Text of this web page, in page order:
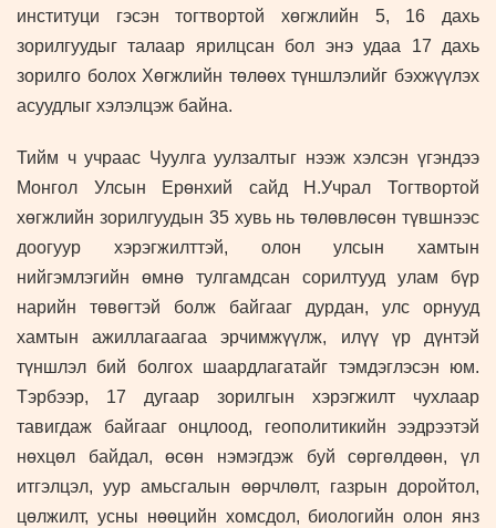
институци гэсэн тогтвортой хөгжлийн 5, 16 дахь
зорилгуудыг талаар ярилцсан бол энэ удаа 17 дахь
зорилго болох Хөгжлийн төлөөх түншлэлийг бэхжүүлэх
асуудлыг хэлэлцэж байна.
Тийм ч учраас Чуулга уулзалтыг нээж хэлсэн үгэндээ
Монгол Улсын Ерөнхий сайд Н.Учрал Тогтвортой
хөгжлийн зорилгуудын 35 хувь нь төлөвлөсөн түвшнээс
доогуур хэрэгжилттэй, олон улсын хамтын
нийгэмлэгийн өмнө тулгамдсан сорилтууд улам бүр
нарийн төвөгтэй болж байгааг дурдан, улс орнууд
хамтын ажиллагаагаа эрчимжүүлж, илүү үр дүнтэй
түншлэл бий болгох шаардлагатайг тэмдэглэсэн юм.
Тэрбээр, 17 дугаар зорилгын хэрэгжилт чухлаар
тавигдаж байгааг онцлоод, геополитикийн ээдрээтэй
нөхцөл байдал, өсөн нэмэгдэж буй сөргөлдөөн, үл
итгэлцэл, уур амьсгалын өөрчлөлт, газрын доройтол,
цөлжилт, усны нөөцийн хомсдол, биологийн олон янз